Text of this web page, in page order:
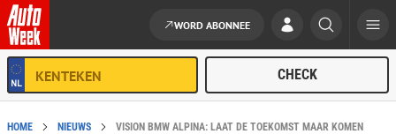
Ga naar de inhoud
WORD ABONNEE
HOME NIEUWS VISION BMW ALPINA: LAAT DE TOEKOMST MAAR KOMEN